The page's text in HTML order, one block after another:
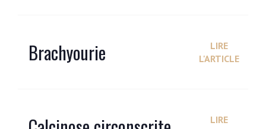
Brachyourie
LIRE
L'ARTICLE
LIRE